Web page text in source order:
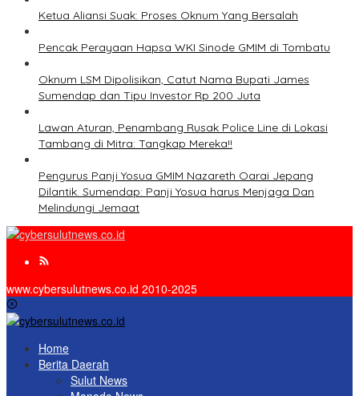
Ketua Aliansi Suak: Proses Oknum Yang Bersalah
Pencak Perayaan Hapsa WKI Sinode GMIM di Tombatu
Oknum LSM Dipolisikan, Catut Nama Bupati James
Sumendap dan Tipu Investor Rp 200 Juta
Lawan Aturan, Penambang Rusak Police Line di Lokasi
Tambang di Mitra: Tangkap Mereka!!
Pengurus Panji Yosua GMIM Nazareth Oarai Jepang
Dilantik. Sumendap: Panji Yosua harus Menjaga Dan
Melindungi Jemaat
www.cybersulutnews.co.id 2010-2025
Home
Berita Daerah
Sulut News